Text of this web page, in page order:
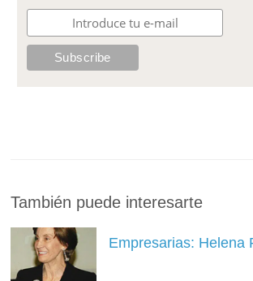
También puede interesarte
Empresarias: Helena